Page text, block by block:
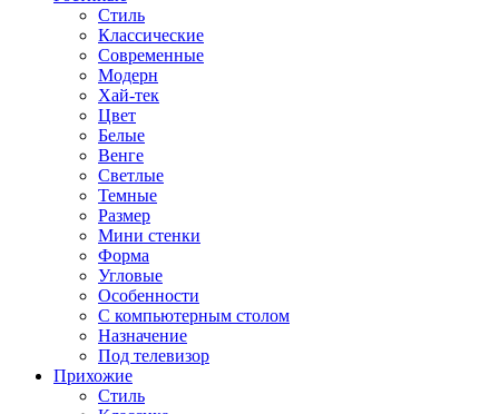
Стиль
Классические
Современные
Модерн
Хай-тек
Цвет
Белые
Венге
Светлые
Темные
Размер
Мини стенки
Форма
Угловые
Особенности
С компьютерным столом
Назначение
Под телевизор
Прихожие
Стиль